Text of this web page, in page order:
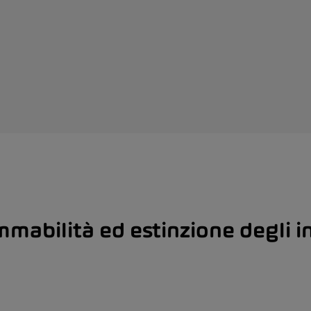
ed estinzione degli